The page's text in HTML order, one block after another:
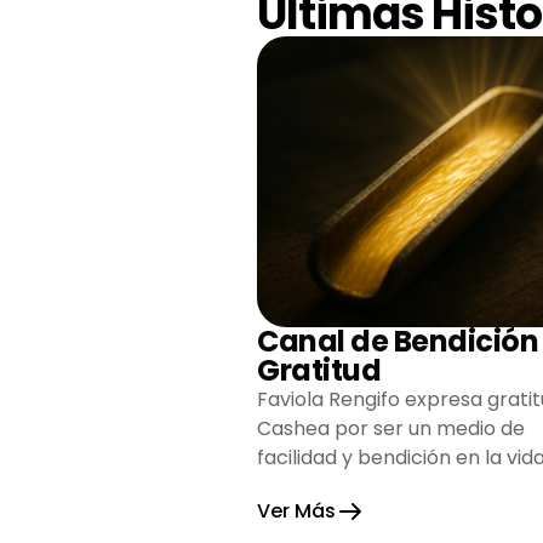
Últimas
Canal de
Gratitud
Faviola Rengifo expresa
Cashea por ser un medio de
facilidad y bendición en la
esperanza.
Ver Más